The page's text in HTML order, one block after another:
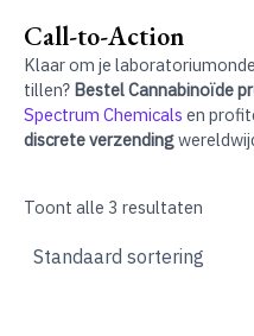
Call-to-Action
Klaar om je
tillen? Bestel Cannabinoïde
Spectrum Chemicals en
discrete verzending
Toont alle 3 resultaten